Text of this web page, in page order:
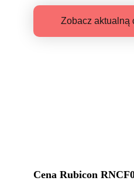
Zobacz aktualną
Cena Rubicon